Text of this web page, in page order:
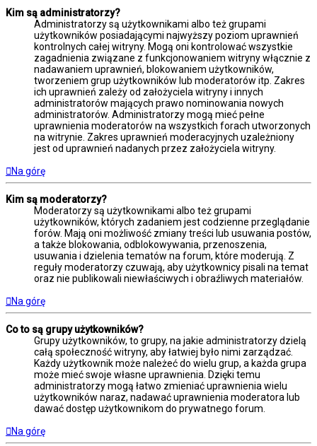
Kim są administratorzy?
Administratorzy są użytkownikami albo też grupami
użytkowników posiadającymi najwyższy poziom uprawnień
kontrolnych całej witryny. Mogą oni kontrolować wszystkie
zagadnienia związane z funkcjonowaniem witryny włącznie z
nadawaniem uprawnień, blokowaniem użytkowników,
tworzeniem grup użytkowników lub moderatorów itp. Zakres
ich uprawnień zależy od założyciela witryny i innych
administratorów mających prawo nominowania nowych
administratorów. Administratorzy mogą mieć pełne
uprawnienia moderatorów na wszystkich forach utworzonych
na witrynie. Zakres uprawnień moderacyjnych uzależniony
jest od uprawnień nadanych przez założyciela witryny.
Na górę
Kim są moderatorzy?
Moderatorzy są użytkownikami albo też grupami
użytkowników, których zadaniem jest codzienne przeglądanie
forów. Mają oni możliwość zmiany treści lub usuwania postów,
a także blokowania, odblokowywania, przenoszenia,
usuwania i dzielenia tematów na forum, które moderują. Z
reguły moderatorzy czuwają, aby użytkownicy pisali na temat
oraz nie publikowali niewłaściwych i obraźliwych materiałów.
Na górę
Co to są grupy użytkowników?
Grupy użytkowników, to grupy, na jakie administratorzy dzielą
całą społeczność witryny, aby łatwiej było nimi zarządzać.
Każdy użytkownik może należeć do wielu grup, a każda grupa
może mieć swoje własne uprawnienia. Dzięki temu
administratorzy mogą łatwo zmieniać uprawnienia wielu
użytkowników naraz, nadawać uprawnienia moderatora lub
dawać dostęp użytkownikom do prywatnego forum.
Na górę